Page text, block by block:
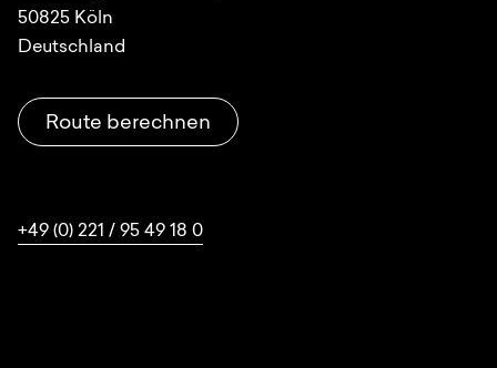
50825 Köln
Deutschland
Route berechnen
+49 (0) 221 / 95 49 18 0